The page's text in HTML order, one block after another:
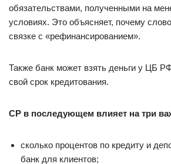
обязательствами, полученными на
условиях. Это объясняет, почему
связке с «рефинансированием».
Также банк может взять деньги у ЦБ
свой срок кредитования.
СР в последующем влияет на три
сколько процентов по кредиту и
банк для клиентов;